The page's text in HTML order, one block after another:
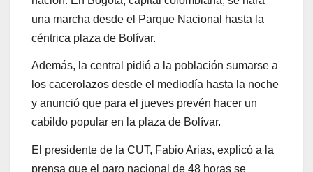
una marcha desde el Parque Nacional hasta la
céntrica plaza de Bolívar.
Además, la central pidió a la población sumarse a
los cacerolazos desde el mediodía hasta la noche
y anunció que para el jueves prevén hacer un
cabildo popular en la plaza de Bolívar.
El presidente de la CUT, Fabio Arias, explicó a la
prensa que el paro nacional de 48 horas se